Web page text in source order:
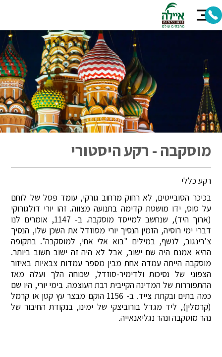
מוסקבה - רקע היסטורי
רקע כללי
בכיכר הסובייטים, לא רחוק מרחוב גורקי, עומד פסל של לוחם
על סוס, ידו מושטת קדימה בתנועה מצווה. זהו יורי דולגורוקי
(ארוך היד), שנחשב למייסד מוסקבה. ב- 1147, אומרים לנו
דברי ימי רוסיה, הזמין הנסיך יורי מסוזדל את השכן שלו, הנסיך
צ'רינגוב, לנשף, במילים "בוא אלי אחי, למוסקבה". בתקופה
ההיא אמנם היה שם ישוב, אבל לא היה זה ישוב חשוב ביותר.
מוסקבה הייתה עמדה אחת מבין מספר עמדות צבאיות באיזור
הצפוני של נסיכות ולדימיר-סוזדל, שכוחה הלך ועלה מאז
ההתפוררות של המדינה הקייבית רבת העוצמה. בימי יורי, היו שם
כמה בתים ובקתת צייד. ב- 1156 הוקם מבצר עץ קטן או קרמל
(קרמלין), ליד מגדל בורוביצקי של ימינו, בנקודת החיבור של
נהר מוסקבה ונהר נגליאנאייה.